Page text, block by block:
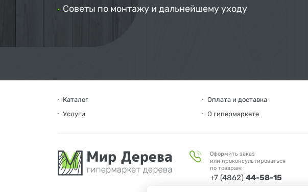
Советы по монтажу и дальнейшему уходу
Каталог
Услуги
Оплата и доставка
О гипермаркете
Оформить заказ
или проконсультироваться
по товарам:
+7 (4862) 44-58-15